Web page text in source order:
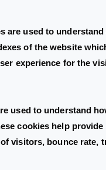
are used to
of the website
experience for the
used to understand
cookies help
visitors, bounce rate,